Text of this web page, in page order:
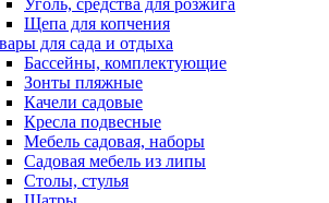
Уголь, средства для розжига
Щепа для копчения
для сада и отдыха
Бассейны, комплектующие
Зонты пляжные
Качели садовые
Кресла подвесные
Мебель садовая, наборы
Садовая мебель из липы
Столы, стулья